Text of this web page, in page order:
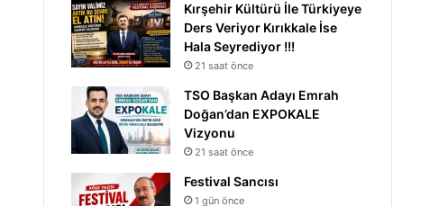
Kırşehir Kültürü İle Türkiyeye
Ders Veriyor Kırıkkale İse
Hala Seyrediyor !!!
21 saat önce
TSO Başkan Adayı Emrah
Doğan’dan EXPOKALE
Vizyonu
21 saat önce
Festival Sancısı
1 gün önce